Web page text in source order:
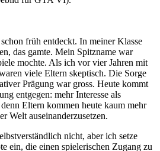
früh entdeckt. In meiner Klasse
das gamte. Mein Spitzname war
mochte. Als ich vor vier Jahren mit
viele Eltern skeptisch. Die Sorge
Prägung war gross. Heute kommt
entgegen: mehr Interesse als
Eltern kommen heute kaum mehr
Welt auseinanderzusetzen.
nicht, aber ich setze
ein, die einen spielerischen Zugang zu